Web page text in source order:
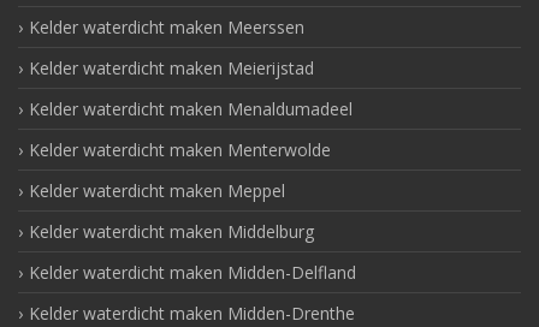
Kelder waterdicht maken Meerssen
Kelder waterdicht maken Meierijstad
Kelder waterdicht maken Menaldumadeel
Kelder waterdicht maken Menterwolde
Kelder waterdicht maken Meppel
Kelder waterdicht maken Middelburg
Kelder waterdicht maken Midden-Delfland
Kelder waterdicht maken Midden-Drenthe